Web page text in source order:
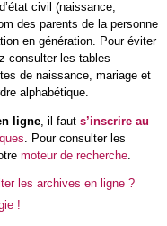
civil (naissance,
des parents de la personne
en génération. Pour éviter
consulter les tables
de naissance, mariage et
alphabétique.
ligne, il faut s’inscrire au
. Pour consulter les
moteur de recherche.
les archives en ligne ?
!